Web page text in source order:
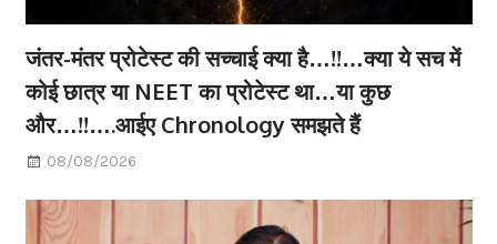
जंतर-मंतर प्रोटेस्ट की सच्चाई क्या है…!!…क्या ये सच में
कोई छात्र या NEET का प्रोटेस्ट था…या कुछ
और…!!….आईए Chronology समझते हैं
08/08/2026